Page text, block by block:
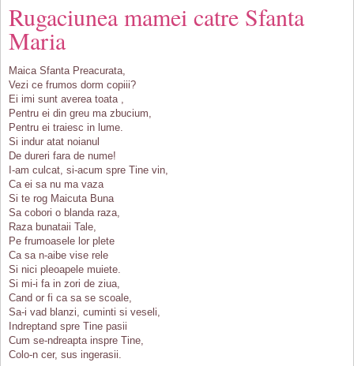
Rugaciunea mamei catre Sfanta
Maria
Maica Sfanta Preacurata,
Vezi ce frumos dorm copiii?
Ei imi sunt averea toata ,
Pentru ei din greu ma zbucium,
Pentru ei traiesc in lume.
Si indur atat noianul
De dureri fara de nume!
I-am culcat, si-acum spre Tine vin,
Ca ei sa nu ma vaza
Si te rog Maicuta Buna
Sa cobori o blanda raza,
Raza bunataii Tale,
Pe frumoasele lor plete
Ca sa n-aibe vise rele
Si nici pleoapele muiete.
Si mi-i fa in zori de ziua,
Cand or fi ca sa se scoale,
Sa-i vad blanzi, cuminti si veseli,
Indreptand spre Tine pasii
Cum se-ndreapta inspre Tine,
Colo-n cer, sus ingerasii.